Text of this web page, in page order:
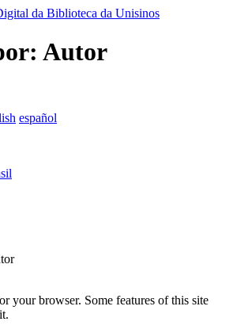
da Biblioteca da Unisinos
Autor
español
your browser. Some features of this site